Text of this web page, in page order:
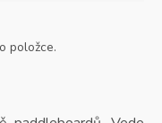
položce.